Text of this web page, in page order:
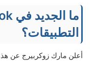
التطبيقات؟
أعلن مارك زوكربيرج عن